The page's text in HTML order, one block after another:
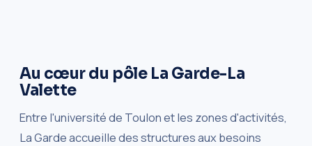
Au cœur du pôle La Garde-La
Valette
Entre l'université de Toulon et les zones d'activités,
La Garde accueille des structures aux besoins